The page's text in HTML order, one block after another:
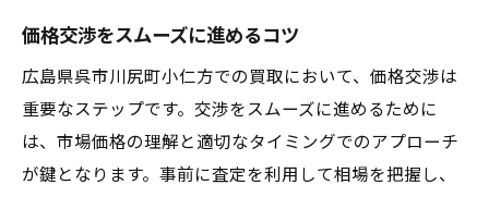
価格交渉をスムーズに進めるコツ
広島県呉市川尻町小仁方での買取において、価格交渉は
重要なステップです。交渉をスムーズに進めるために
は、市場価格の理解と適切なタイミングでのアプローチ
が鍵となります。事前に査定を利用して相場を把握し、